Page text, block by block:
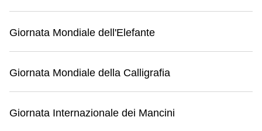
Giornata Mondiale dell'Elefante
Giornata Mondiale della Calligrafia
Giornata Internazionale dei Mancini